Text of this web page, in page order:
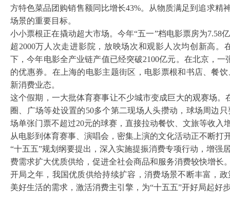
方特色菜品团购销售额同比增长43%。从物质满足到追求精
场景的重要目标。
小小票根正在撬动超大市场。今年“五一”档电影票房为7.58
超2000万人次走进影院，放映场次和观影人次均创新高
下，今年电影全产业链产值已经突破2100亿元。在北京，
的优惠券。在上海的电影主题街区，电影票根和书店、餐
新消费业态。
这个假期，一大批体育赛事让不少城市变成巨大的观赛场。
圈、广场等处设置的50多个第二现场人头攒动，球场周边
场单张门票不超过20元的球赛，直接拉动餐饮、文旅等收入
从电影到体育赛事、演唱会，密集上演的文化活动正不断打
“十五五”规划纲要提出，深入实施提振消费专项行动，增强
费需求扩大优质供给，促进全社会商品和服务消费较快增长
开局之年，我国优质供给持续扩容，消费场景不断丰富，
美好生活的需求，激活消费主引擎，为“十五五”开好局起好